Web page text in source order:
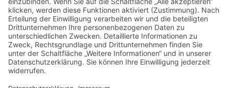
Obermarkstraße 27
44267 Dortmund
0231- 93141 778
info@lydia-arndt.de
Informationen